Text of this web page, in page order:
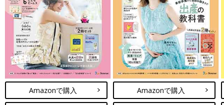
Amazonで購入 Amazonで購入